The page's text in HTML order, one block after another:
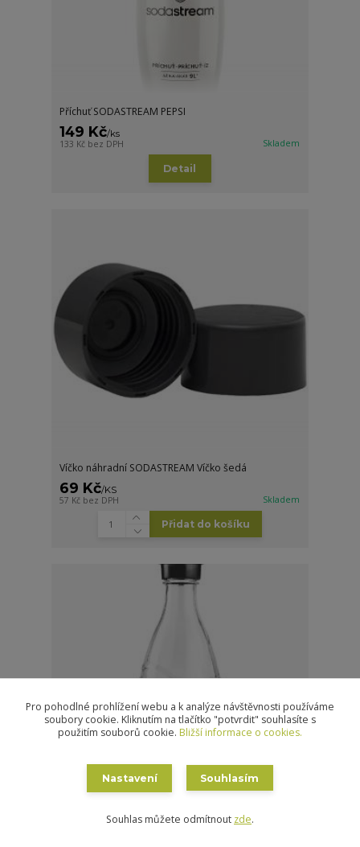
Příchuť SODASTREAM PEPSI
149 Kč/ks
133 Kč bez DPH Skladem
Detail
Víčko náhradní SODASTREAM Víčko šedá
69 Kč/KS
57 Kč bez DPH Skladem
Přidat do košíku
Láhev náhradní SODASTREAM Skleněná lahev 0,7L
Pro pohodlné prohlížení webu a k analýze návštěvnosti používáme
soubory cookie. Kliknutím na tlačítko "potvrdit" souhlasíte s
použitím souborů cookie. Bližší informace o cookies.
Nastavení Souhlasím
Souhlas můžete odmítnout zde.